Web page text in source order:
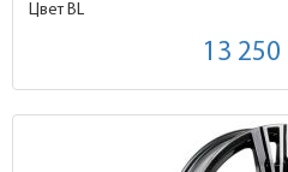
Цвет BL
13 250